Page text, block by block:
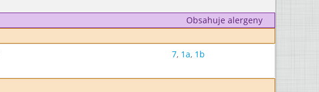
Obsahuje alergeny
7, 1a, 1b